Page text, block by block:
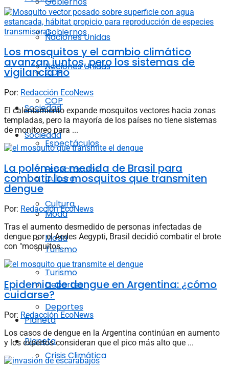
Naciones Unidas
COP
Sociedad
Espectáculos
Cultura
Moda
Turismo
Deportes
Planeta
Crisis Climática
Gobiernos
Naciones Unidas
COP
Sociedad
Espectáculos
Cultura
Moda
Turismo
Deportes
Planeta
Los mosquitos y el cambio climático
avanzan juntos, pero los sistemas de
vigilancia no
Por: Redacción EcoNews
El calentamiento expande mosquitos vectores hacia zonas
templadas, pero la mayoría de los países no tiene sistemas
de monitoreo para ...
La polémica medida de Brasil para
combatir los mosquitos que transmiten
dengue
Por: Redacción EcoNews
Tras el aumento desmedido de personas infectadas de
dengue por el Aedes Aegypti, Brasil decidió combatir el brote
con "mosquitos ...
Epidemia de dengue en Argentina: ¿cómo
cuidarse?
Por: Redacción EcoNews
Los casos de dengue en la Argentina continúan en aumento
y los expertos consideran que el pico más alto que ...